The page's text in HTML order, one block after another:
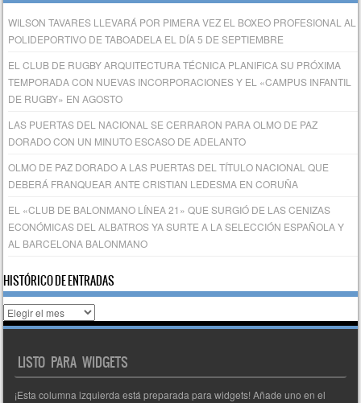
WILSON TAVARES LLEVARÁ POR PIMERA VEZ EL BOXEO PROFESIONAL AL
POLIDEPORTIVO DE TABOADELA EL DÍA 5 DE SEPTIEMBRE
EL CLUB DE RUGBY ARQUITECTURA TÉCNICA PLANIFICA SU PRÓXIMA
TEMPORADA CON NUEVAS INCORPORACIONES Y EL «CAMPUS INFANTIL
DE RUGBY» EN AGOSTO
LAS PUERTAS DEL NACIONAL SE CERRARON PARA OLMO DE PAZ
DORADO CON UN MINUTO ESCASO DE ADELANTO
OLMO DE PAZ DORADO A LAS PUERTAS DEL TÍTULO NACIONAL QUE
DEBERÁ FRANQUEAR ANTE CRISTIAN LEDESMA EN CORUÑA
EL «CLUB DE BALONMANO LÍNEA 21» QUE SURGIÓ DE LAS CENIZAS
ECONÓMICAS DEL ALBATROS YA SURTE A LA SELECCIÓN ESPAÑOLA Y
AL BARCELONA BALONMANO
HISTÓRICO DE ENTRADAS
Histórico
de
LISTO PARA WIDGETS
¡Esta columna izquierda está preparada para widgets! Añade uno en el